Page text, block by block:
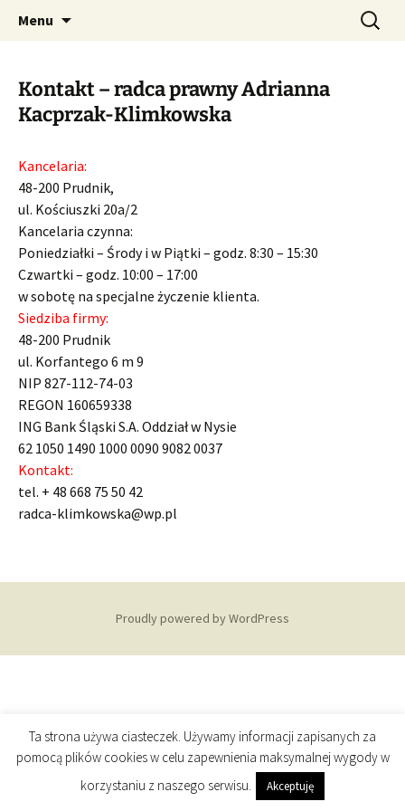
Menu
Search
for:
Kontakt – radca prawny Adrianna
Kacprzak-Klimkowska
Kancelaria:
48-200 Prudnik,
ul. Kościuszki 20a/2
Kancelaria czynna:
Poniedziałki – Środy i w Piątki – godz. 8:30 – 15:30
Czwartki – godz. 10:00 – 17:00
w sobotę na specjalne życzenie klienta.
Siedziba firmy:
48-200 Prudnik
ul. Korfantego 6 m 9
NIP 827-112-74-03
REGON 160659338
ING Bank Śląski S.A. Oddział w Nysie
62 1050 1490 1000 0090 9082 0037
Kontakt:
tel. + 48 668 75 50 42
radca-klimkowska@wp.pl
Proudly powered by WordPress
Ta strona używa ciasteczek. Używamy informacji zapisanych za
pomocą plików cookies w celu zapewnienia maksymalnej wygody w
korzystaniu z naszego serwisu.
Akceptuję